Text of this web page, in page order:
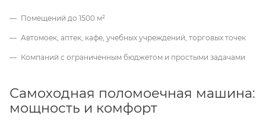
Помещений до 1500 м²
Автомоек, аптек, кафе, учебных учреждений, торговых точек
Компаний с ограниченным бюджетом и простыми задачами
Самоходная поломоечная машина:
мощность и комфорт